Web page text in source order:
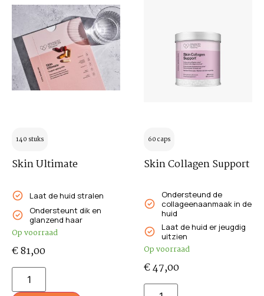
140 stuks
Skin Ultimate
Laat de huid stralen
Ondersteunt dik en
glanzend haar
Op voorraad
€81,00
60 caps
Skin Collagen Support
Ondersteund de
collageenaanmaak in de
huid
Laat de huid er jeugdig
uitzien
Op voorraad
€47,00